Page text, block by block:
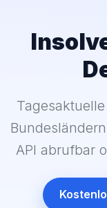
API abrufbar